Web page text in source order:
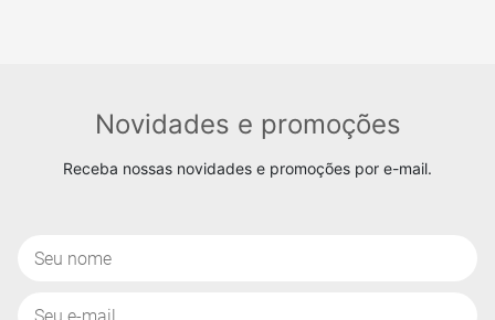
Novidades e promoções
Receba nossas novidades e promoções por e-mail.